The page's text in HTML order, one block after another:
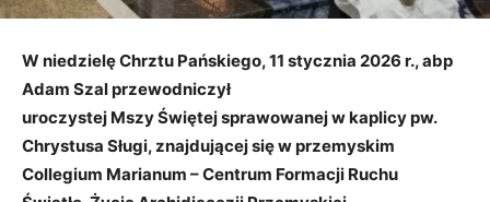
W niedzielę Chrztu Pańskiego, 11 stycznia 2026 r., abp
Adam Szal przewodniczył
uroczystej Mszy Świętej sprawowanej w kaplicy pw.
Chrystusa Sługi, znajdującej sięw przemyskim
Collegium Marianum – Centrum Formacji Ruchu